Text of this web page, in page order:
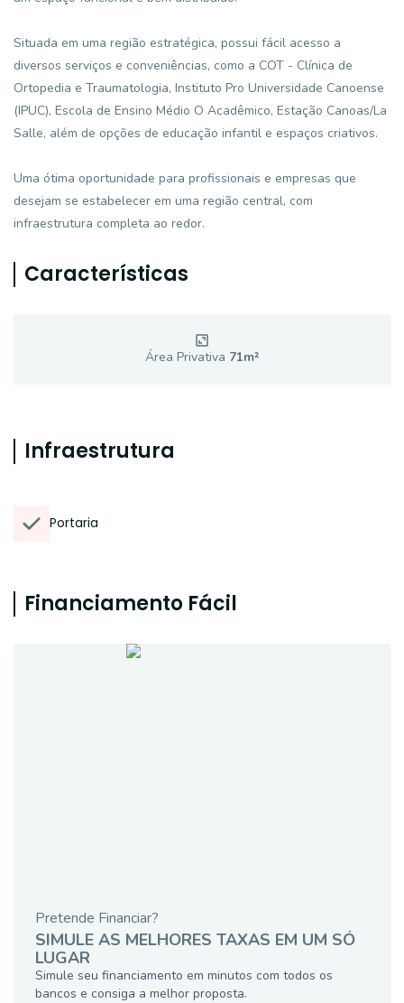
Situada em uma região estratégica, possui fácil acesso a
diversos serviços e conveniências, como a COT - Clínica de
Ortopedia e Traumatologia, Instituto Pro Universidade Canoense
(IPUC), Escola de Ensino Médio O Acadêmico, Estação Canoas/La
Salle, além de opções de educação infantil e espaços criativos.
Uma ótima oportunidade para profissionais e empresas que
desejam se estabelecer em uma região central, com
infraestrutura completa ao redor.
Características
Área Privativa 71m²
Infraestrutura
Portaria
Financiamento Fácil
Pretende Financiar?
SIMULE AS MELHORES TAXAS EM UM SÓ
LUGAR
Simule seu financiamento em minutos com todos os
bancos e consiga a melhor proposta.